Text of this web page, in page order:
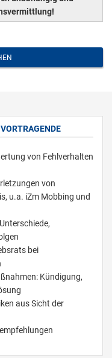
VORTRAGENDE
von Fehlverhalten
von
u.a. iZm Mobbing und
bei
Kündigung,
aus Sicht der